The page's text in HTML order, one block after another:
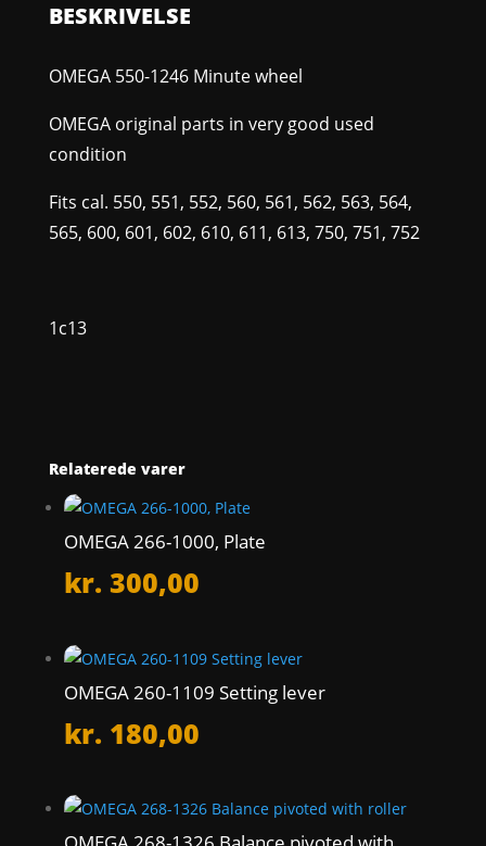
BESKRIVELSE
OMEGA 550-1246 Minute wheel
OMEGA original parts in very good used
condition
Fits cal. 550, 551, 552, 560, 561, 562, 563, 564,
565, 600, 601, 602, 610, 611, 613, 750, 751, 752
1c13
Relaterede varer
OMEGA 266-1000, Plate
kr. 300,00
OMEGA 260-1109 Setting lever
kr. 180,00